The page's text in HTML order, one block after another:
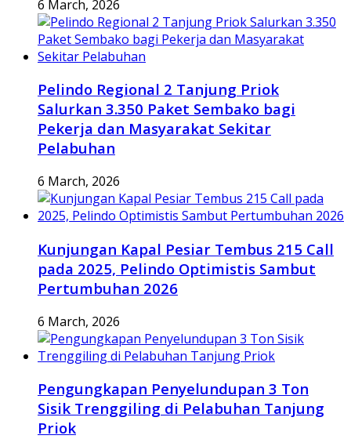
6 March, 2026
Pelindo Regional 2 Tanjung Priok
Salurkan 3.350 Paket Sembako bagi
Pekerja dan Masyarakat Sekitar
Pelabuhan
6 March, 2026
Kunjungan Kapal Pesiar Tembus 215 Call
pada 2025, Pelindo Optimistis Sambut
Pertumbuhan 2026
6 March, 2026
Pengungkapan Penyelundupan 3 Ton
Sisik Trenggiling di Pelabuhan Tanjung
Priok